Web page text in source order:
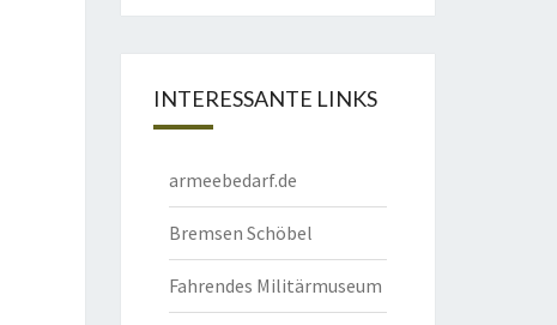
INTERESSANTE LINKS
armeebedarf.de
Bremsen Schöbel
Fahrendes Militärmuseum